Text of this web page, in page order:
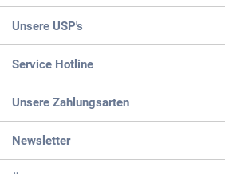
Unsere USP's
Service Hotline
Unsere Zahlungsarten
Newsletter